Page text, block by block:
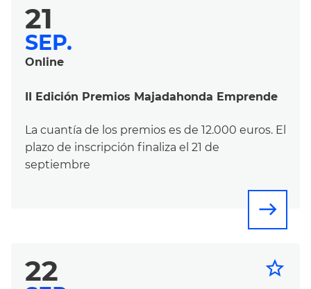
21
SEP.
Online
II Edición Premios Majadahonda Emprende
La cuantía de los premios es de 12.000 euros. El
plazo de inscripción finaliza el 21 de
septiembre
east
22 star_border